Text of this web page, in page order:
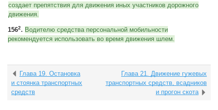
создает препятствия для движения иных участников дорожного
движения.
1562. Водителю средства персональной мобильности
рекомендуется использовать во время движения шлем.
Глава 19. Остановка
и стоянка транспортных
средств
Глава 21. Движение гужевых
транспортных средств, всадников
и прогон скота